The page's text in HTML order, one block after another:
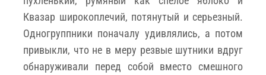
Квазар широкоплечий, потянутый и серьезный.
Одногруппники поначалу удивлялись, а потом
привыкли, что не в меру резвые шутники вдруг
обнаруживали перед собой вместо смешного